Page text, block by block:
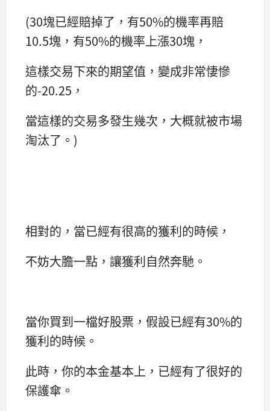
(30塊已經賠掉了，有50%的機率再賠
10.5塊，有50%的機率上漲30塊，
這樣交易下來的期望值，變成非常悽慘
的-20.25，
當這樣的交易多發生幾次，大概就被市場
淘汰了。)
相對的，當已經有很高的獲利的時候，
不妨大膽一點，讓獲利自然奔馳。
當你買到一檔好股票，假設已經有30%的
獲利的時候。
此時，你的本金基本上，已經有了很好的
保護傘。